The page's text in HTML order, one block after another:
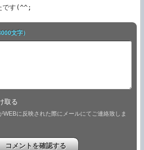
です(^^;
文字）
取る
に反映された際にメールにてご連絡致しま